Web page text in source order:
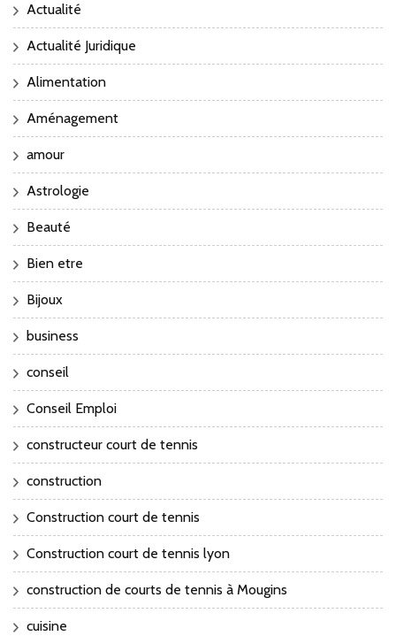
Actualité
Actualité Juridique
Alimentation
Aménagement
amour
Astrologie
Beauté
Bien etre
Bijoux
business
conseil
Conseil Emploi
constructeur court de tennis
construction
Construction court de tennis
Construction court de tennis lyon
construction de courts de tennis à Mougins
cuisine